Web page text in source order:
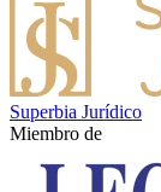
Superbia Jurídico
Miembro de